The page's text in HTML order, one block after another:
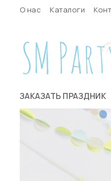
О нас Каталоги
ЗАКАЗАТЬ ПРАЗДНИК